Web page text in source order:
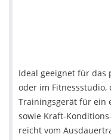
Ideal geeignet für das
oder im Fitnessstudio,
Trainingsgerät für ein
sowie Kraft-
reicht vom